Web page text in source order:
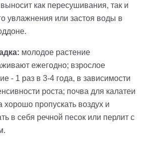
как пересушивания, так и
увлажнения или застоя воды в
молодое растение
ежегодно; взрослое
- 1 раз в 3-4 года, в зависимости
роста; почва для калатеи
хорошо пропускать воздух и
в себя речной песок или перлит с